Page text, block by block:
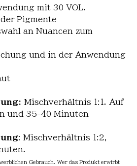
mit 30 VOL.
Pigmente
an Nuancen zum
und in der Anwendung
Mischverhältnis 1:1. Auf
und 35-40 Minuten
: Mischverhältnis 1:2,
Gebrauch. Wer das Produkt erwirbt